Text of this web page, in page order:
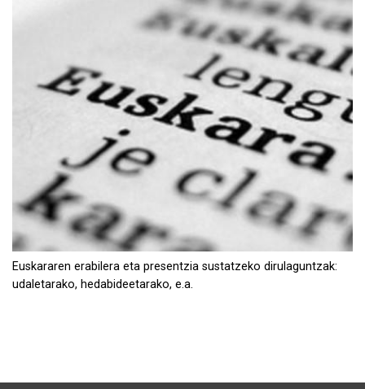
Euskararen erabilera eta presentzia sustatzeko dirulaguntzak:
udaletarako, hedabideetarako, e.a.